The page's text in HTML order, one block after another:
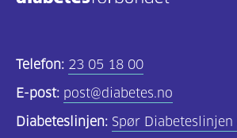
Telefon: 23 05 18 00
E-post: post@diabetes.no
Diabeteslinjen: Spør